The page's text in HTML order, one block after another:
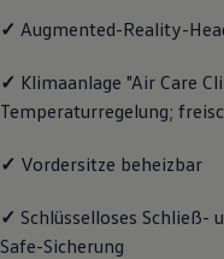
Über Ihr Auto
Warn-
Digitale
Lifestyle
✓ Augmented-Reality-
✓ Klimaanlage "Air Care
Temperaturregelung;
✓ Vordersitze beheizbar
✓ Schlüsselloses Schließ-
Safe-Sicherung